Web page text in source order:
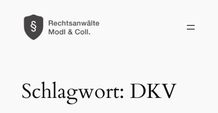
springen
Schlagwort: DKV